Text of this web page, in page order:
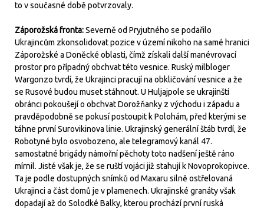
to v současné době potvrzovaly.
Záporožská fronta:Severně od Pryjutného se podařilo
Ukrajincům zkonsolidovat pozice v území nikoho na samé hranici
Záporožské a Doněcké oblasti, čímž získali další manévrovací
prostor pro případný obchvat této vesnice. Ruský milbloger
Wargonzo tvrdí, že Ukrajinci pracují na obkličování vesnice a že
se Rusové budou muset stáhnout. U Huljajpole se ukrajinští
obránci pokoušejí o obchvat Dorožňanky z východu i západu a
pravděpodobně se pokusí postoupit k Polohám, před kterými se
táhne první Surovikinova linie. Ukrajinský generální štáb tvrdí, že
Robotyné bylo osvobozeno, ale telegramový kanál 47.
samostatné brigády námořní pěchoty toto nadšení ještě ráno
mírnil. Jisté však je, že se ruští vojáci již stahují k Novoprokopivce.
Ta je podle dostupných snímků od Maxaru silně ostřelovaná
Ukrajinci a část domů je v plamenech. Ukrajinské granáty však
dopadají až do Solodké Balky, kterou prochází první ruská